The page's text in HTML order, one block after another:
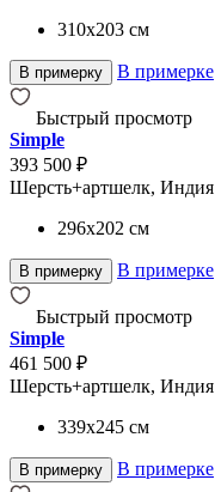
310x203 см
В примерку В примерке
Быстрый просмотр
Simple
393 500 ₽
Шерсть+артшелк, Индия
296x202 см
В примерку В примерке
Быстрый просмотр
Simple
461 500 ₽
Шерсть+артшелк, Индия
339x245 см
В примерку В примерке